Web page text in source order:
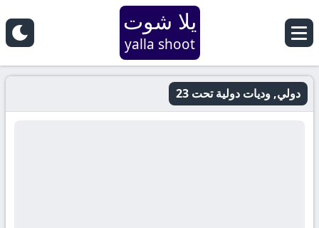
يلا شوت
yalla shoot
دولي, وديات دولية تحت 23